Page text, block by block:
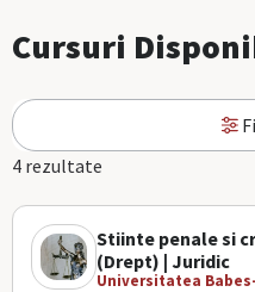
Cursuri
4 rezultate
Stiinte penale si
(Drept) | Juridic
Universitatea